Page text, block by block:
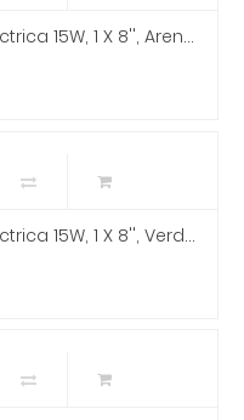
Cort - Combo Para Guitarra Eléctrica 15W, 1 X 8'', Arena Mod.CM15R WTS
Cort - Combo Para Guitarra Eléctrica 15W, 1 X 8'', Verde Pastel Mod.CM15R PG